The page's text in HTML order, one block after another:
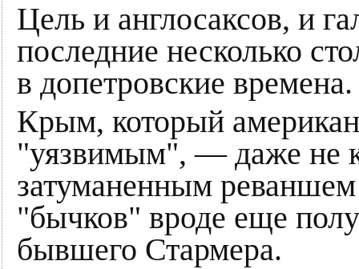
Цель и англосаксов, и
последние несколько
в допетровские времена.
Крым, который
"уязвимым", — даже не
затуманенным
"бычков" вроде еще
бывшего Стармера.